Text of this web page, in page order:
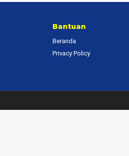
Bantuan
Beranda
Privacy Policy